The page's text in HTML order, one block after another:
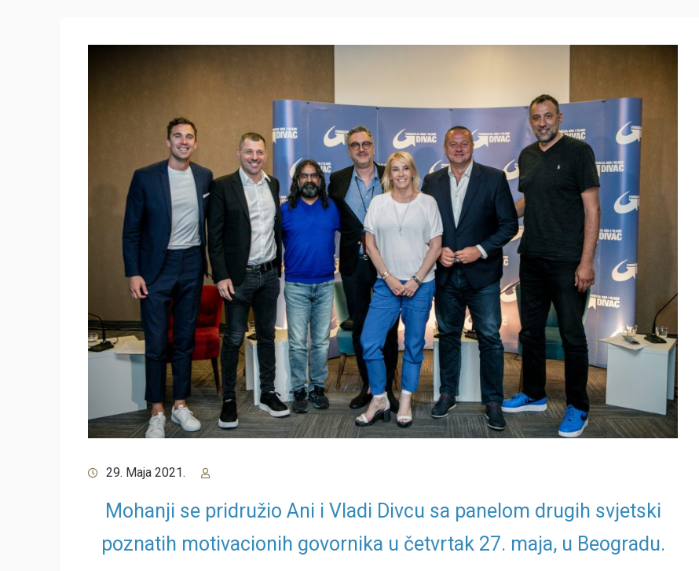
29. Maja 2021.
Mohanji se pridružio Ani i Vladi Divcu sa panelom drugih svjetski
poznatih motivacionih govornika u četvrtak 27. maja, u Beogradu.